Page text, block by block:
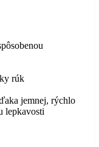
rúk
jemnej, rýchlo
lepkavosti